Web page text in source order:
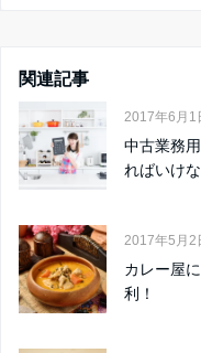
関連記事
2017年6月1
中古業務
ればいけな
2017年5月2
カレー屋
利！